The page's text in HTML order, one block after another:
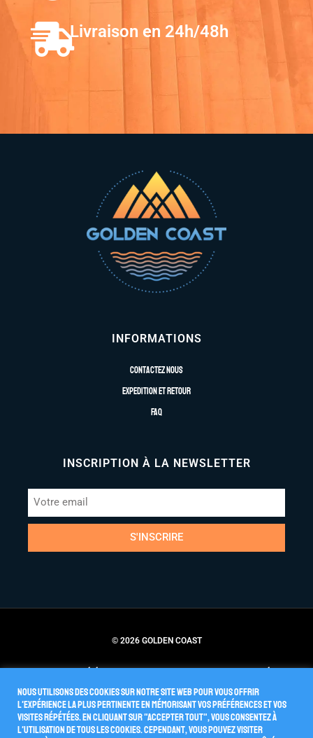
Livraison en 24h/48h
INFORMATIONS
Contactez nous
Expedition et retour
FAQ
INSCRIPTION À LA NEWSLETTER
S'INSCRIRE
© 2026 GOLDEN COAST
Nous utilisons des cookies sur notre site Web pour vous offrir
l'expérience la plus pertinente en mémorisant vos préférences et vos
visites répétées. En cliquant sur "Accepter tout", vous consentez à
l'utilisation de TOUS les cookies. Cependant, vous pouvez visiter